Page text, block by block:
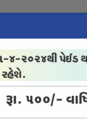
ઈ-પેપર